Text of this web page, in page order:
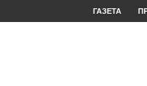
ГАЗЕТА